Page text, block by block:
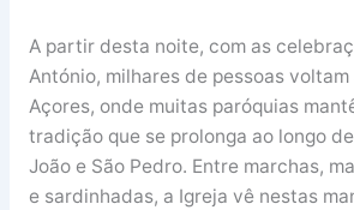
A partir desta noite, com as
António, milhares de pessoas
Açores, onde muitas paróquias
tradição que se prolonga ao longo
João e São Pedro. Entre marchas,
e sardinhadas, a Igreja vê nestas